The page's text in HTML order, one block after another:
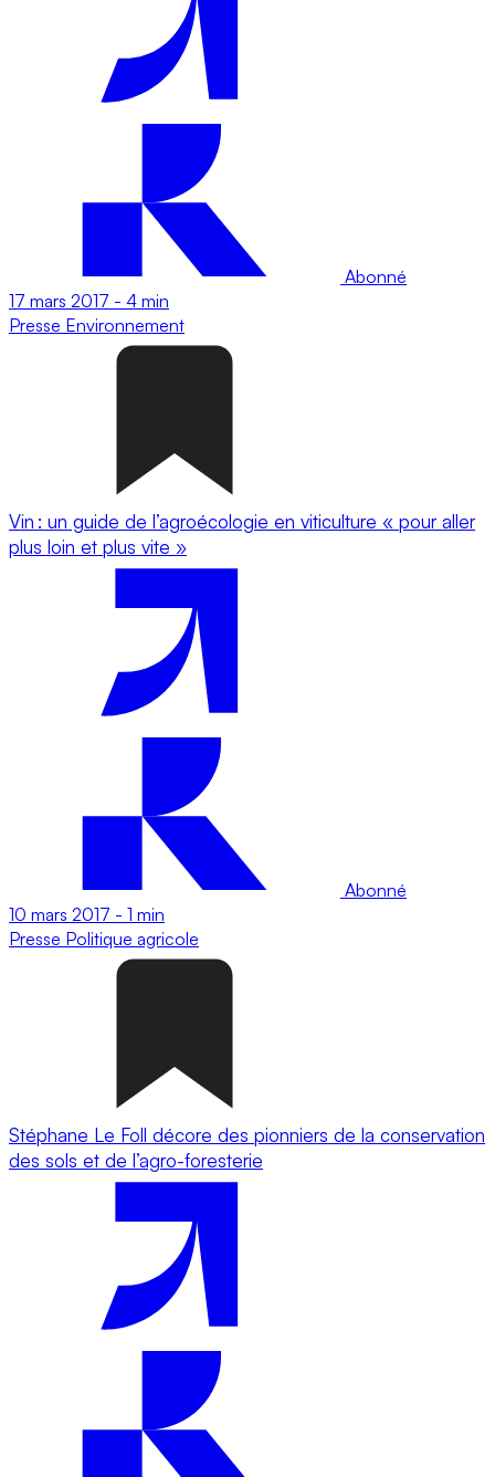
Abonné
17 mars 2017 - 4 min
Presse Environnement
Vin : un guide de l’agroécologie en viticulture « pour aller
plus loin et plus vite »
Abonné
10 mars 2017 - 1 min
Presse Politique agricole
Stéphane Le Foll décore des pionniers de la conservation
des sols et de l’agro-foresterie